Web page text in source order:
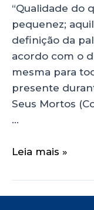
“Qualidade do
pequenez;
definição da
acordo com o
mesma para
presente
Seus Mortos
…
Leia mais »